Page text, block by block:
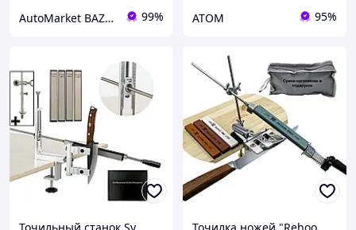
AutoMarket BAZAR 99% ATOM 95%